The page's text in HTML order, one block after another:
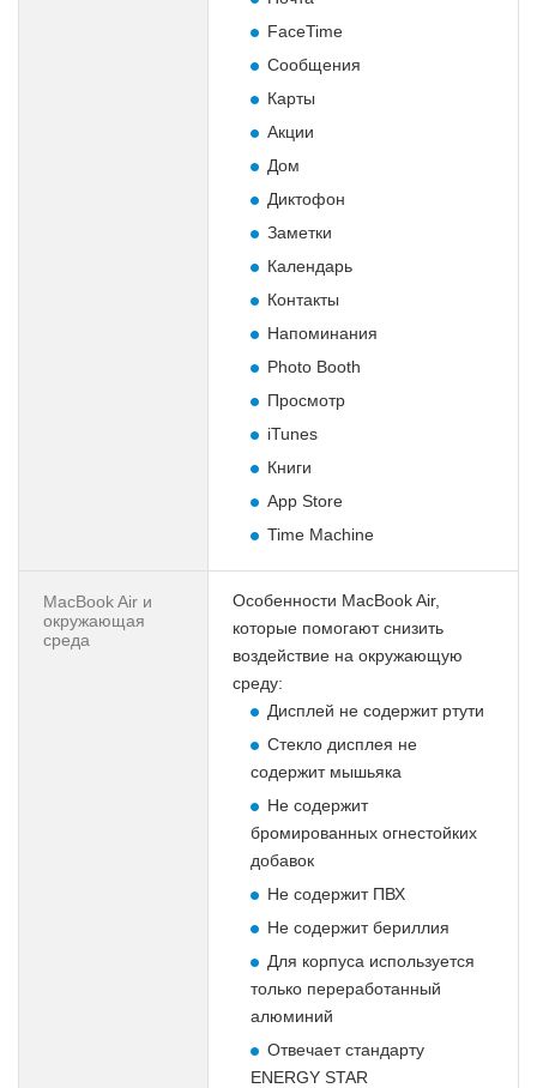
FaceTime
Сообщения
Карты
Акции
Дом
Диктофон
Заметки
Календарь
Контакты
Напоминания
Photo Booth
Просмотр
iTunes
Книги
App Store
Time Machine
MacBook Air и
окружающая
среда
Особенности MacBook Air,
которые помогают снизить
воздействие на окружающую
среду:
Дисплей не содержит ртути
Стекло дисплея не
содержит мышьяка
Не содержит
бромированных огнестойких
добавок
Не содержит ПВХ
Не содержит бериллия
Для корпуса используется
только переработанный
алюминий
Отвечает стандарту
ENERGY STAR